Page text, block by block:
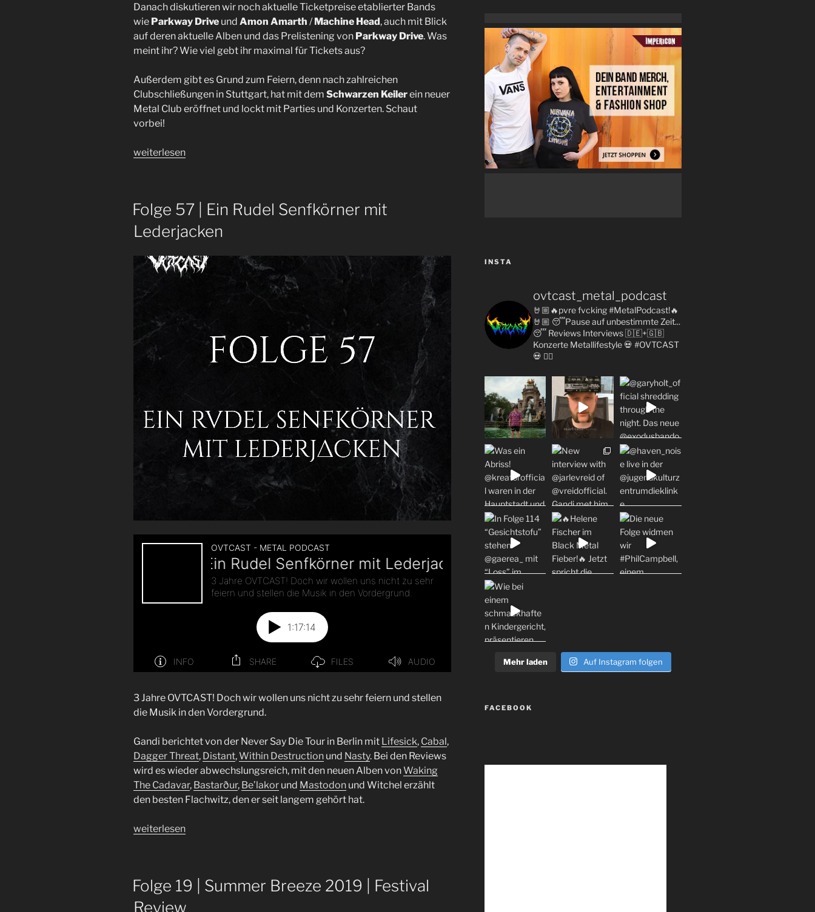
Danach diskutieren wir noch aktuelle Ticketpreise etablierter Bands
wie Parkway Drive und Amon Amarth /Machine Head, auch mit Blick
auf deren aktuelle Alben und das Prelistening von Parkway Drive. Was
meint ihr? Wie viel gebt ihr maximal für Tickets aus?
Außerdem gibt es Grund zum Feiern, denn nach zahlreichen
Clubschließungen in Stuttgart, hat mit dem Schwarzen Keilerein neuer
Metal Club eröffnet und lockt mit Parties und Konzerten. Schaut
vorbei!
„Folge
2022
|
Festival
Recap“
weiterlesen
Folge 57 | Ein Rudel Senfkörner mit
Lederjacken
3 Jahre OVTCAST! Doch wir wollen uns nicht zu sehr feiern und stellen
die Musik in den Vordergrund.
Gandi berichtet von der Never Say Die Tour in Berlin mit Lifesick, Cabal,
Dagger Threat, Distant,Within Destruction und Nasty. Bei den Reviews
wird es wieder abwechslungsreich, mit den neuen Alben vonWaking
The Cadavar, Bastarður, Be’lakor und Mastodon und Witchel erzählt
den besten Flachwitz, den er seit langem gehört hat.
„Folge
Rudel
Senfkörner
weiterlesen
Folge 19 | Summer Breeze 2019 | Festival
Review
INSTA
ovtcast_metal_podcast
🤘🏼🔥pvre fvcking #MetalPodcast!🔥
🤘🏼 😴Pause auf unbestimmte Zeit...
😴Reviews Interviews 🇩🇪+🇬🇧
KonzerteMetallifestyle💀 #OVTCAST
💀 👇🏼
Mehr laden Auf Instagram folgen
FACEBOOK